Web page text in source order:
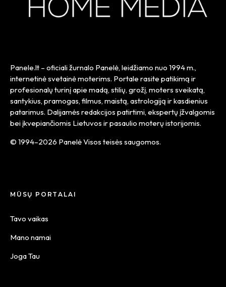
Panele.lt – oficiali žurnalo Panelė, leidžiamo nuo 1994 m.,
internetinė svetainė moterims. Portale rasite patikimą ir
profesionalų turinį apie madą, stilių, grožį, moters sveikatą,
santykius, pramogas, filmus, maistą, astrologiją ir kasdienius
patarimus. Dalijamės redakcijos patirtimi, ekspertų įžvalgomis
bei įkvepiančiomis Lietuvos ir pasaulio moterų istorijomis.
© 1994–2026 Panelė Visos teisės saugomos.
MŪSŲ PORTALAI
Tavo vaikas
Mano namai
Joga Tau